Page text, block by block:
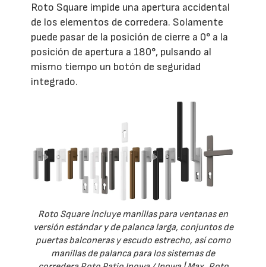
Roto Square impide una apertura accidental
de los elementos de corredera. Solamente
puede pasar de la posición de cierre a 0° a la
posición de apertura a 180°, pulsando al
mismo tiempo un botón de seguridad
integrado.
Roto Square incluye manillas para ventanas en
versión estándar y de palanca larga, conjuntos de
puertas balconeras y escudo estrecho, así como
manillas de palanca para los sistemas de